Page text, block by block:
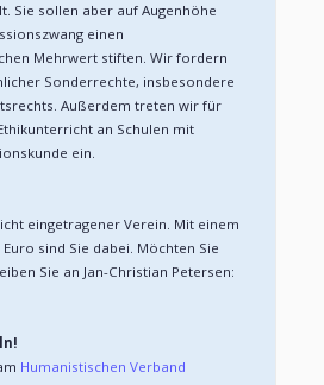
Sie sollen aber auf Augenhöhe
einen
Mehrwert stiften. Wir fordern
Sonderrechte, insbesondere
Außerdem treten wir für
an Schulen mit
ein.
eingetragener Verein. Mit einem
sind Sie dabei. Möchten Sie
Sie an Jan-Christian Petersen:
Humanistischen Verband